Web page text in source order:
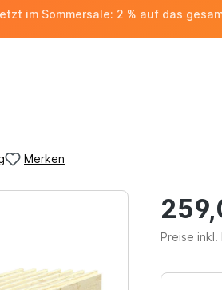
im Sommersale: 2 % auf das
Merken
Preise inkl.